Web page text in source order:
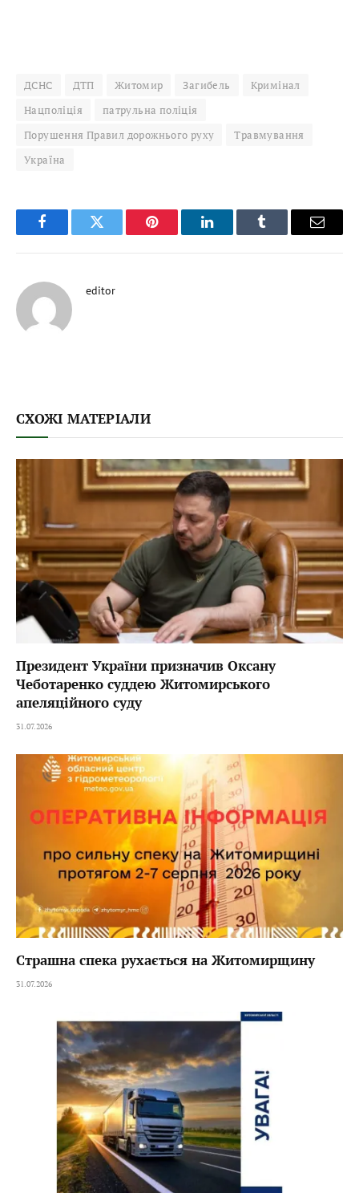
ДСНС ДТП Житомир Загибель
Кримінал
Нацполіція
патрульна поліція
Порушення Правил дорожнього руху
Травмування
Україна
FacebookTwitter Pinterest LinkedInTumblr Email
editor
СХОЖІ МАТЕРІАЛИ
Президент України призначив Оксану
Чеботаренко суддею Житомирського
апеляційного суду
31.07.2026
Страшна спека рухається на Житомирщину
31.07.2026